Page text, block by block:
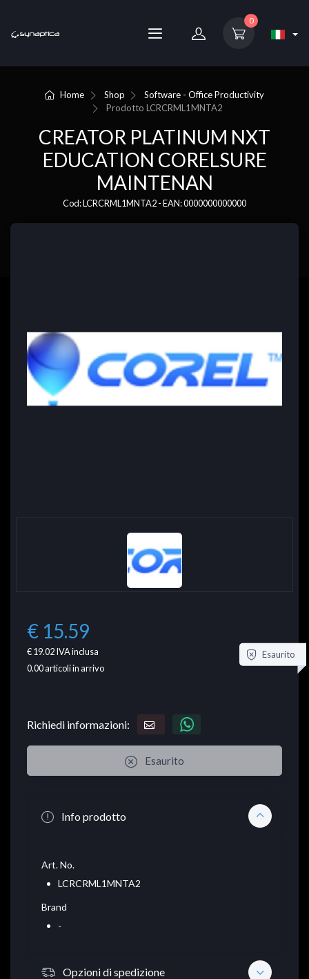
0
Home Shop
Software - Office Productivity
Prodotto LCRCRML1MNTA2
CREATOR PLATINUM NXT
EDUCATION CORELSURE
MAINTENAN
Cod: LCRCRML1MNTA2 - EAN: 0000000000000
€ 15.59
€ 19.02IVA inclusa
0.00articoli in arrivo
Esaurito
Richiedi informazioni:
Esaurito
Info prodotto
Art. No.
LCRCRML1MNTA2
Brand
-
Opzioni di spedizione